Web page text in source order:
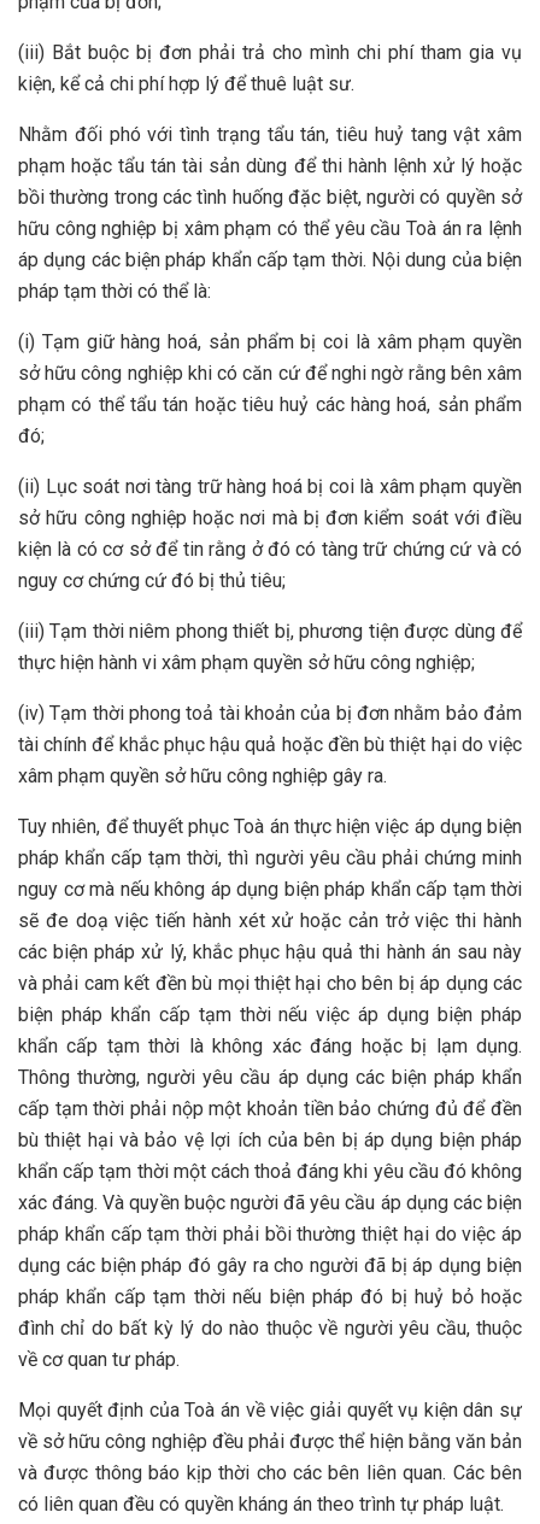
(iii) Bắt buộc bị đơn phải trả cho mình chi phí tham gia vụ
kiện, kể cả chi phí hợp lý để thuê luật sư.
Nhằm đối phó với tình trạng tẩu tán, tiêu huỷ tang vật xâm
phạm hoặc tẩu tán tài sản dùng để thi hành lệnh xử lý hoặc
bồi thường trong các tình huống đặc biệt, người có quyền sở
hữu công nghiệp bị xâm phạm có thể yêu cầu Toà án ra lệnh
áp dụng các biện pháp khẩn cấp tạm thời. Nội dung của biện
pháp tạm thời có thể là:
(i) Tạm giữ hàng hoá, sản phẩm bị coi là xâm phạm quyền
sở hữu công nghiệp khi có căn cứ để nghi ngờ rằng bên xâm
phạm có thể tẩu tán hoặc tiêu huỷ các hàng hoá, sản phẩm
đó;
(ii) Lục soát nơi tàng trữ hàng hoá bị coi là xâm phạm quyền
sở hữu công nghiệp hoặc nơi mà bị đơn kiểm soát với điều
kiện là có cơ sở để tin rằng ở đó có tàng trữ chứng cứ và có
nguy cơ chứng cứ đó bị thủ tiêu;
(iii) Tạm thời niêm phong thiết bị, phương tiện được dùng để
thực hiện hành vi xâm phạm quyền sở hữu công nghiệp;
(iv) Tạm thời phong toả tài khoản của bị đơn nhằm bảo đảm
tài chính để khắc phục hậu quả hoặc đền bù thiệt hại do việc
xâm phạm quyền sở hữu công nghiệp gây ra.
Tuy nhiên, để thuyết phục Toà án thực hiện việc áp dụng biện
pháp khẩn cấp tạm thời, thì người yêu cầu phải chứng minh
nguy cơ mà nếu không áp dụng biện pháp khẩn cấp tạm thời
sẽ đe doạ việc tiến hành xét xử hoặc cản trở việc thi hành
các biện pháp xử lý, khắc phục hậu quả thi hành án sau này
và phải cam kết đền bù mọi thiệt hại cho bên bị áp dụng các
biện pháp khẩn cấp tạm thời nếu việc áp dụng biện pháp
khẩn cấp tạm thời là không xác đáng hoặc bị lạm dụng.
Thông thường, người yêu cầu áp dụng các biện pháp khẩn
cấp tạm thời phải nộp một khoản tiền bảo chứng đủ để đền
bù thiệt hại và bảo vệ lợi ích của bên bị áp dụng biện pháp
khẩn cấp tạm thời một cách thoả đáng khi yêu cầu đó không
xác đáng. Và quyền buộc người đã yêu cầu áp dụng các biện
pháp khẩn cấp tạm thời phải bồi thường thiệt hại do việc áp
dụng các biện pháp đó gây ra cho người đã bị áp dụng biện
pháp khẩn cấp tạm thời nếu biện pháp đó bị huỷ bỏ hoặc
đình chỉ do bất kỳ lý do nào thuộc về người yêu cầu, thuộc
về cơ quan tư pháp.
Mọi quyết định của Toà án về việc giải quyết vụ kiện dân sự
về sở hữu công nghiệp đều phải được thể hiện bằng văn bản
và được thông báo kịp thời cho các bên liên quan. Các bên
có liên quan đều có quyền kháng án theo trình tự pháp luật.